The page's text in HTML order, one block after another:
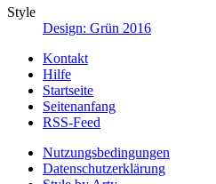
Style
Design: Grün 2016
Kontakt
Hilfe
Startseite
Seitenanfang
RSS-Feed
Nutzungsbedingungen
Datenschutzerklärung